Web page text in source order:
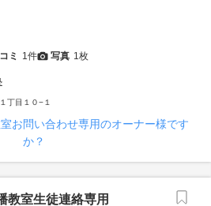
ミ 1件 写真 1枚
丁目１０−１
お問い合わせ専用のオーナー様です
か？
教室生徒連絡専用